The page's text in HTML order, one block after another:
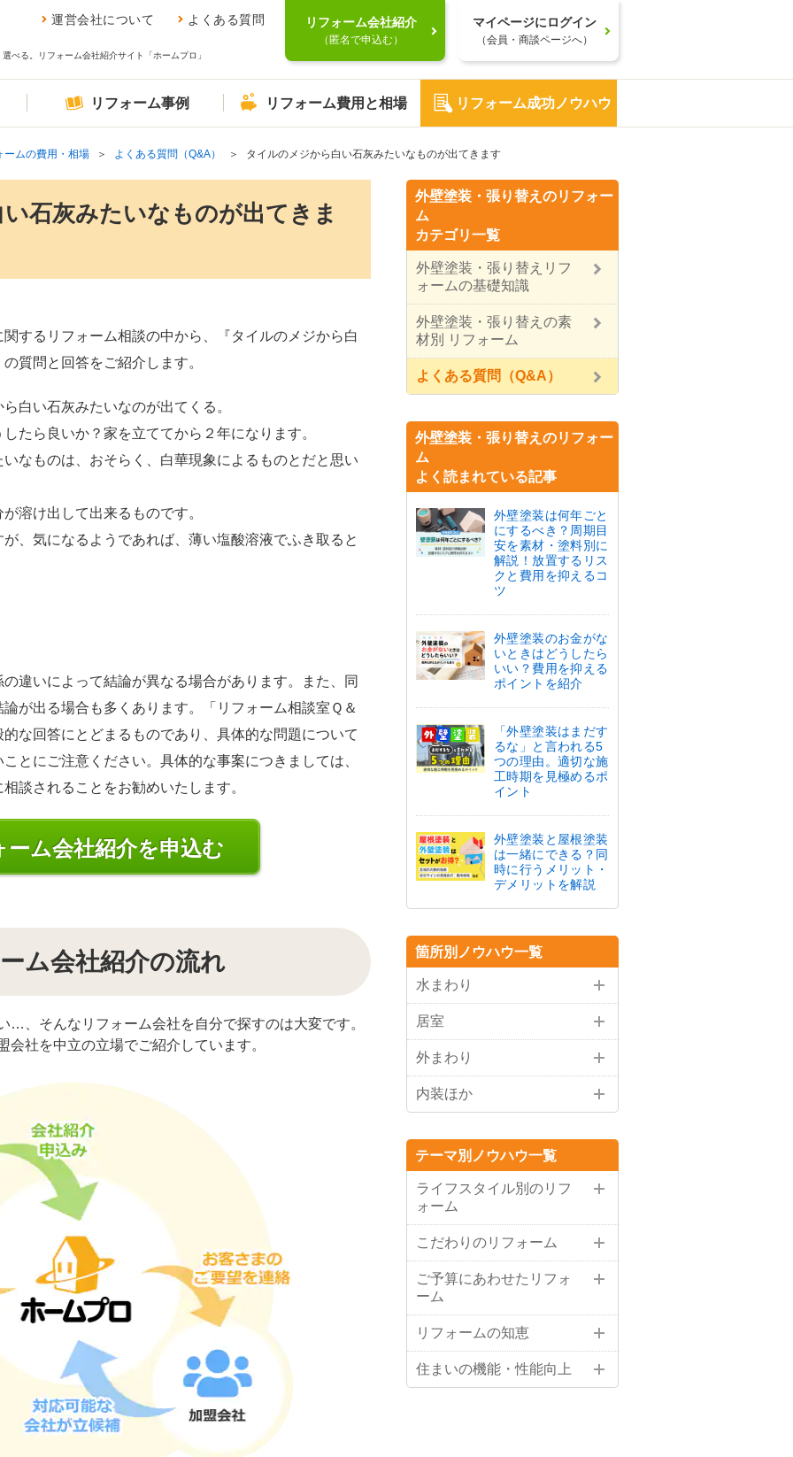
運営会社について よくある質問
選べる。リフォーム会社紹介サイト「ホームプロ」
リフォーム会社紹介
（匿名で申込む）
マイページにログイン
（会員・商談ページへ）
リフォーム事例 リフォーム費用と相場 リフォーム成功ノウハウ
ームの費用・相場 よくある質問（Q&A） タイルのメジから白い石灰みたいなものが出てきます
石灰みたいなものが出てきま
するリフォーム相談の中から、『タイルのメジから白
質問と回答をご紹介します。
白い石灰みたいなのが出てくる。
たら良いか？家を立ててから２年になります。
なものは、おそらく、白華現象によるものとだと思い
溶け出して出来るものです。
、気になるようであれば、薄い塩酸溶液でふき取ると
違いによって結論が異なる場合があります。また、同
が出る場合も多くあります。「リフォーム相談室Ｑ＆
な回答にとどまるものであり、具体的な問題について
とにご注意ください。具体的な事案につきましては、
談されることをお勧めいたします。
ーム会社紹介を申込む
ム会社紹介の流れ
…、そんなリフォーム会社を自分で探すのは大変です。
会社を中立の立場でご紹介しています。
外壁塗装・張り替えのリフォー
ム
カテゴリ一覧
外壁塗装・張り替えリフ
ォームの基礎知識
外壁塗装・張り替えの素
材別 リフォーム
よくある質問（Q&A）
外壁塗装・張り替えのリフォー
ム
よく読まれている記事
外壁塗装は何年ごと
にするべき？周期目
安を素材・塗料別に
解説！放置するリス
クと費用を抑えるコ
ツ
外壁塗装のお金がな
いときはどうしたら
いい？費用を抑える
ポイントを紹介
「外壁塗装はまだす
るな」と言われる5
つの理由。適切な施
工時期を見極めるポ
イント
外壁塗装と屋根塗装
は一緒にできる？同
時に行うメリット・
デメリットを解説
箇所別ノウハウ一覧
水まわり
居室
外まわり
内装ほか
テーマ別ノウハウ一覧
ライフスタイル別のリフ
ォーム
こだわりのリフォーム
ご予算にあわせたリフォ
ーム
リフォームの知恵
住まいの機能・性能向上